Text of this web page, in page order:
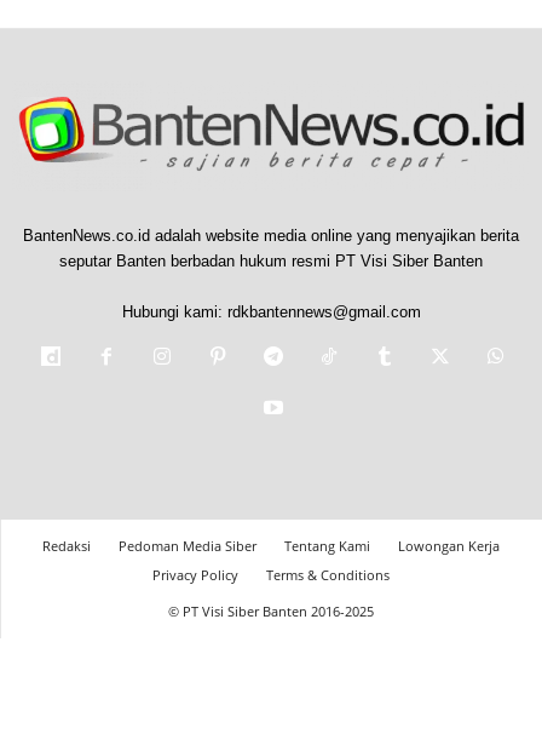
BantenNews.co.id adalah website media online yang menyajikan berita
seputar Banten berbadan hukum resmi PT Visi Siber Banten
Hubungi kami: rdkbantennews@gmail.com
Redaksi Pedoman Media Siber Tentang Kami
Lowongan Kerja
Privacy Policy
Terms & Conditions
© PT Visi Siber Banten 2016-2025